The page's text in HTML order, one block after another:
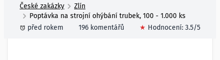
České zakázky
Zlín
Poptávka na strojní ohýbání trubek, 100 - 1.000 ks
před rokem
196 komentářů ★ Hodnocení: 3.5/5